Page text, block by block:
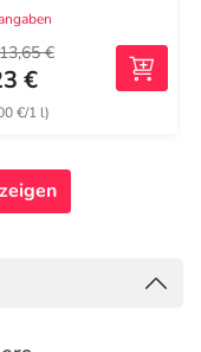
€
€
€/1 l)